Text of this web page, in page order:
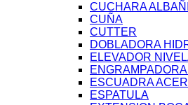
CUCHARA
CUÑA
CUTTER
DOBLADORA
ELEVADOR
ESCUADRA
ESPATULA